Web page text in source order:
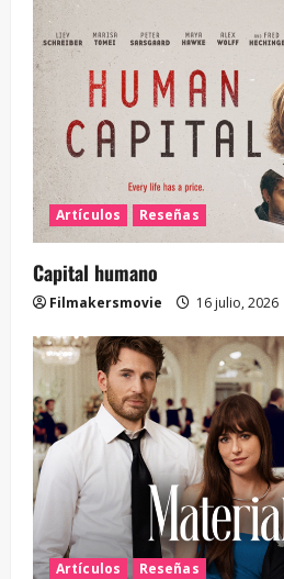
Artículos Reseñas
Capital humano
Filmakersmovie 16 julio, 2026
Artículos Reseñas